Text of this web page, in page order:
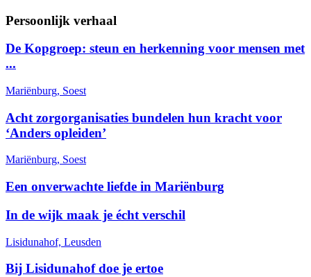
Persoonlijk verhaal
De Kopgroep: steun en herkenning voor mensen met
...
Mariënburg, Soest
Acht zorgorganisaties bundelen hun kracht voor
‘Anders opleiden’
Mariënburg, Soest
Een onverwachte liefde in Mariënburg
In de wijk maak je écht verschil
Lisidunahof, Leusden
Bij Lisidunahof doe je ertoe